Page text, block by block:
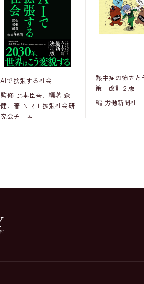
AIで拡張する社会
監修 此本臣吾、編著 森
健、著 ＮＲＩ拡張社会研
究会チーム
熱中症の怖さと
策 改訂２版
編 労働新聞社